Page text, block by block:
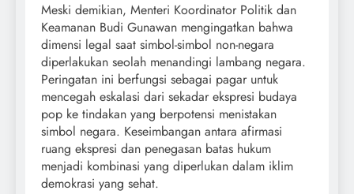
Meski demikian, Menteri Koordinator Politik dan
Keamanan Budi Gunawan mengingatkan bahwa
dimensi legal saat simbol-simbol non-negara
diperlakukan seolah menandingi lambang negara.
Peringatan ini berfungsi sebagai pagar untuk
mencegah eskalasi dari sekadar ekspresi budaya
pop ke tindakan yang berpotensi menistakan
simbol negara. Keseimbangan antara afirmasi
ruang ekspresi dan penegasan batas hukum
menjadi kombinasi yang diperlukan dalam iklim
demokrasi yang sehat.